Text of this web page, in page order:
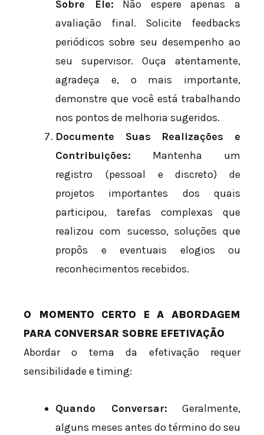
Sobre Ele: Não espere apenas a
avaliação final. Solicite feedbacks
periódicos sobre seu desempenho ao
seu supervisor. Ouça atentamente,
agradeça e, o mais importante,
demonstre que você está trabalhando
nos pontos de melhoria sugeridos.
Documente Suas Realizações e
Contribuições: Mantenha um
registro (pessoal e discreto) de
projetos importantes dos quais
participou, tarefas complexas que
realizou com sucesso, soluções que
propôs e eventuais elogios ou
reconhecimentos recebidos.
O MOMENTO CERTO E A ABORDAGEM
PARA CONVERSAR SOBRE EFETIVAÇÃO
Abordar o tema da efetivação requer
sensibilidade e timing:
Quando Conversar: Geralmente,
alguns meses antes do término do seu